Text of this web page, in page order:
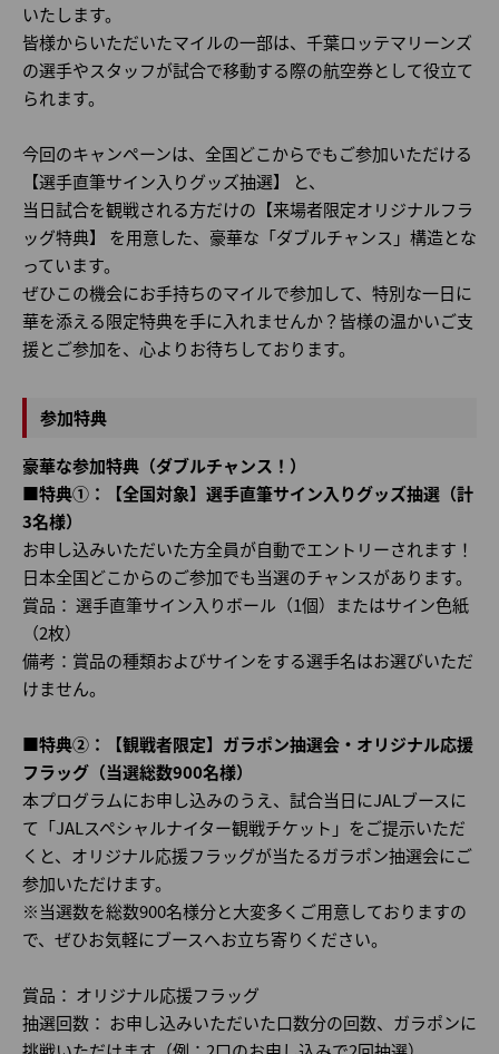
いたします。
皆様からいただいたマイルの一部は、千葉ロッテマリーンズ
の選手やスタッフが試合で移動する際の航空券として役立て
られます。
今回のキャンペーンは、全国どこからでもご参加いただける
【選手直筆サイン入りグッズ抽選】 と、
当日試合を観戦される方だけの【来場者限定オリジナルフラ
ッグ特典】 を用意した、豪華な「ダブルチャンス」構造とな
っています。
ぜひこの機会にお手持ちのマイルで参加して、特別な一日に
華を添える限定特典を手に入れませんか？皆様の温かいご支
援とご参加を、心よりお待ちしております。
参加特典
豪華な参加特典（ダブルチャンス！）
■特典①：【全国対象】選手直筆サイン入りグッズ抽選（計
3名様）
お申し込みいただいた方全員が自動でエントリーされます！
日本全国どこからのご参加でも当選のチャンスがあります。
賞品： 選手直筆サイン入りボール（1個）またはサイン色紙
（2枚）
備考：賞品の種類およびサインをする選手名はお選びいただ
けません。
■特典②：【観戦者限定】ガラポン抽選会・オリジナル応援
フラッグ（当選総数900名様）
本プログラムにお申し込みのうえ、試合当日にJALブースに
て「JALスペシャルナイター観戦チケット」をご提示いただ
くと、オリジナル応援フラッグが当たるガラポン抽選会にご
参加いただけます。
※当選数を総数900名様分と大変多くご用意しておりますの
で、ぜひお気軽にブースへお立ち寄りください。
賞品： オリジナル応援フラッグ
抽選回数： お申し込みいただいた口数分の回数、ガラポンに